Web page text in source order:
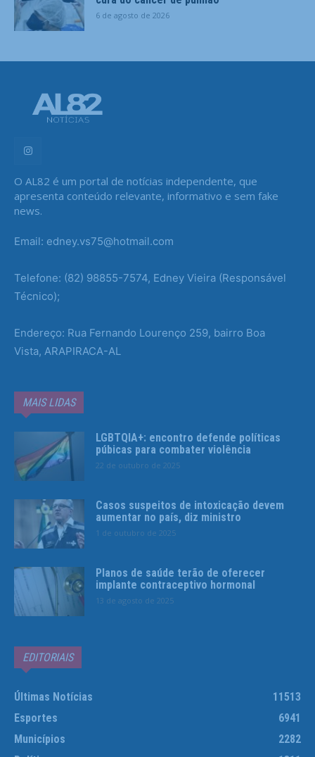
6 de agosto de 2026
O AL82 é um portal de notícias independente, que
apresenta conteúdo relevante, informativo e sem fake
news.
Email: edney.vs75@hotmail.com
Telefone: (82) 98855-7574, Edney Vieira (Responsável
Técnico);
Endereço: Rua Fernando Lourenço 259, bairro Boa
Vista, ARAPIRACA-AL
MAIS LIDAS
LGBTQIA+: encontro defende políticas
púbicas para combater violência
22 de outubro de 2025
Casos suspeitos de intoxicação devem
aumentar no país, diz ministro
1 de outubro de 2025
Planos de saúde terão de oferecer
implante contraceptivo hormonal
13 de agosto de 2025
EDITORIAIS
Últimas Notícias
11513
Esportes
6941
Municípios
2282